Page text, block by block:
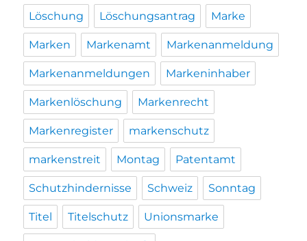
Löschung Löschungsantrag Marke
Marken Markenamt Markenanmeldung
Markenanmeldungen Markeninhaber
Markenlöschung Markenrecht
Markenregister markenschutz
markenstreit Montag Patentamt
Schutzhindernisse Schweiz Sonntag
Titel Titelschutz Unionsmarke